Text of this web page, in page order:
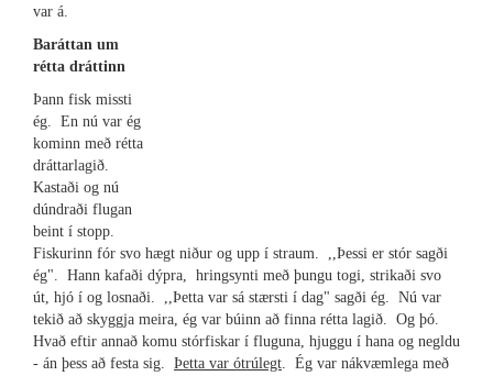
var á.
Baráttan um
rétta dráttinn
Þann fisk missti
ég. En nú var ég
kominn með rétta
dráttarlagið.
Kastaði og nú
dúndraði flugan
beint í stopp.
Fiskurinn fór svo hægt niður og upp í straum. ,,Þessi er stór sagði
ég". Hann kafaði dýpra, hringsynti með þungu togi, strikaði svo
út, hjó í og losnaði. ,,Þetta var sá stærsti í dag" sagði ég. Nú var
tekið að skyggja meira, ég var búinn að finna rétta lagið. Og þó.
Hvað eftir annað komu stórfiskar í fluguna, hjuggu í hana og negldu
- án þess að festa sig. Þetta var ótrúlegt. Ég var nákvæmlega með